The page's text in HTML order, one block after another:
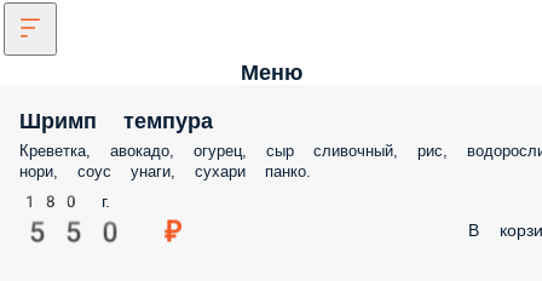
Меню
Шримп темпура
Креветка, авокадо, огурец, сыр сливочный, рис, водоросли нори,
унаги, сухари панко.
180 г.
550 ₽ В